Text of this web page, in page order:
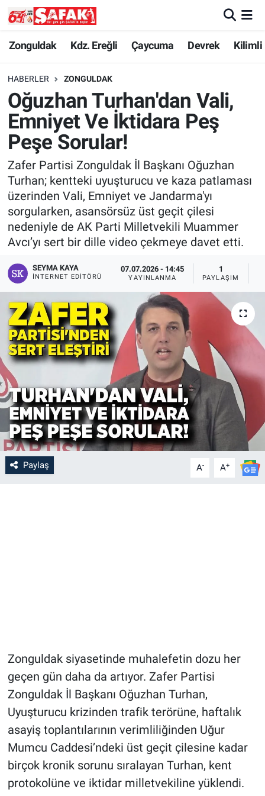
Zonguldak Kdz. Ereğli Çaycuma Devrek Kilimli
HABERLER ZONGULDAK
Oğuzhan Turhan'dan Vali,
Emniyet Ve İktidara Peş
Peşe Sorular!
Zafer Partisi Zonguldak İl Başkanı Oğuzhan
Turhan; kentteki uyuşturucu ve kaza patlaması
üzerinden Vali, Emniyet ve Jandarma'yı
sorgularken, asansörsüz üst geçit çilesi
nedeniyle de AK Parti Milletvekili Muammer
Avcı’yı sert bir dille video çekmeye davet etti.
SEYMA KAYA
İNTERNET EDITÖRÜ
07.07.2026 - 14:45
YAYINLANMA
1
PAYLAŞIM
Paylaş A- A+
​Zonguldak siyasetinde muhalefetin dozu her
geçen gün daha da artıyor. Zafer Partisi
Zonguldak İl Başkanı Oğuzhan Turhan,
Uyuşturucu krizinden trafik terörüne, haftalık
asayiş toplantılarının verimliliğinden Uğur
Mumcu Caddesi’ndeki üst geçit çilesine kadar
birçok kronik sorunu sıralayan Turhan, kent
protokolüne ve iktidar milletvekiline yüklendi.
Zonguldak
Kdz. Ereğli
Çaycuma
Devrek
Kilimli
Asayiş
Spor
Zonguldak Nöbetçi Eczaneler
Zonguldak Hava Durumu
Zonguldak Namaz Vakitleri
Zonguldak Trafik Yoğunluk Haritası
Süper Lig Puan Durumu ve Fikstür
Tüm Manşetler
Son Dakika Haberleri